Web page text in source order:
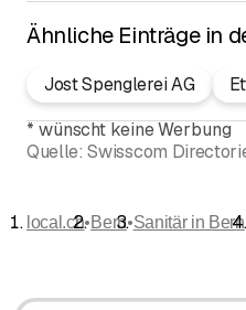
Ähnliche Einträge in
Jost Spenglerei AG
* wünscht keine Werbung
Quelle: Swisscom
local.ch•Bern•Sanitär in Bern